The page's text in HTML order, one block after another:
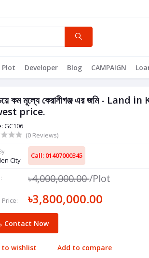
Plot Developer Blog CAMPAIGN
কম মূল্যে কেরানীগঞ্জ এর জমি -
price.
GC106
(0 Reviews)
City
Call: 01407000345
৳4,000,000.00/Plot
৳3,800,000.00
Contact Now
to wishlist Add to compare